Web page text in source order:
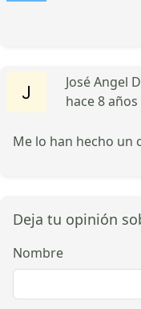
José Angel
hace 8 años
Me lo han hecho un
Deja tu opinión
Nombre